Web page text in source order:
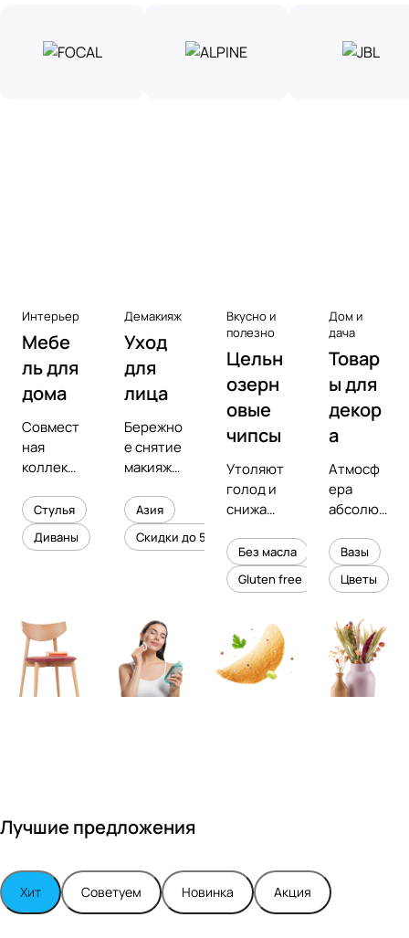
Интерьер
Мебе
ль для
дома
Совмест
ная
коллекц
предмет
ным
дизайне
Турским
Стулья
Диваны
Демакияж
Уход
для
лица
Бережно
е снятие
макияжа
увлажне
ние
кожи
Азия
Скидки до 50%
Вкусно и
полезно
Цельн
озерн
овые
чипсы
Утоляют
голод и
снижают
холесте
рина
Без масла
Gluten free
Дом и
дача
Товар
ы для
декор
а
Атмосф
ера
абсолют
уюта в
вашем
интерье
Вазы
Цветы
Лучшие предложения
Хит Советуем Новинка Акция